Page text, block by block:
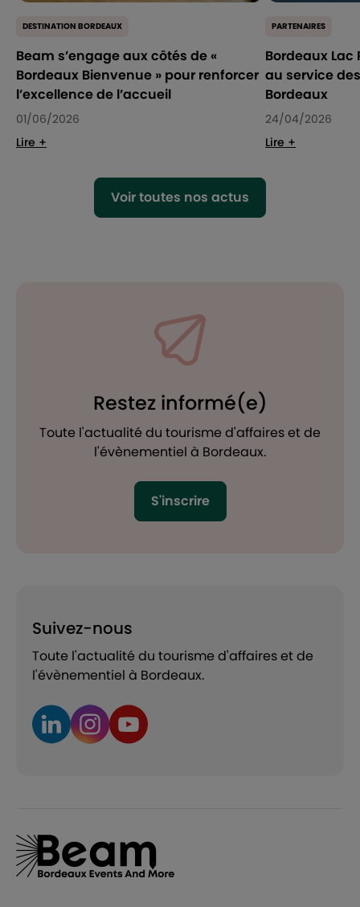
DESTINATION BORDEAUX
Beam s’engage aux côtés de «
Bordeaux Bienvenue » pour renforcer
l’excellence de l’accueil
01/06/2026
Lire +
PARTENAIRES
Bordeaux Lac
au service
Bordeaux
24/04/2026
Lire +
Voir toutes nos actus
Restez informé(e)
Toute l'actualité du tourisme d'affaires et de
l'évènementiel à Bordeaux.
S'inscrire
Suivez-nous
Toute l'actualité du tourisme d'affaires et de
l'évènementiel à Bordeaux.